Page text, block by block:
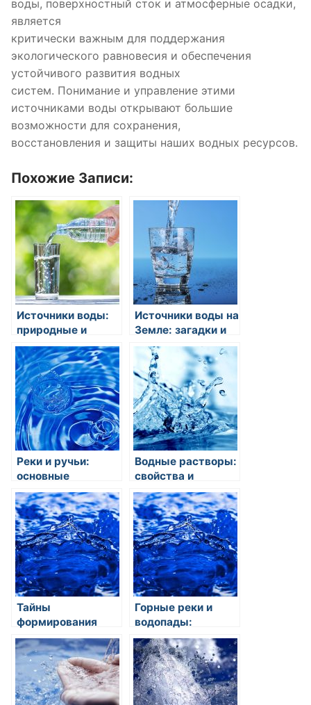
воды, поверхностный сток и атмосферные осадки,
является
критически важным для поддержания
экологического равновесия и обеспечения
устойчивого развития водных
систем. Понимание и управление этими
источниками воды открывают большие
возможности для сохранения,
восстановления и защиты наших водных ресурсов.
Похожие Записи:
Источники воды:
природные и
искусственные
Источники воды на
Земле: загадки и
открытия
Реки и ручьи:
основные
источники пресной
воды на планете
Водные растворы:
свойства и
применение
Тайны
формирования
подземных
источников воды
Горные реки и
водопады:
источники пресной
воды в
высокогорье